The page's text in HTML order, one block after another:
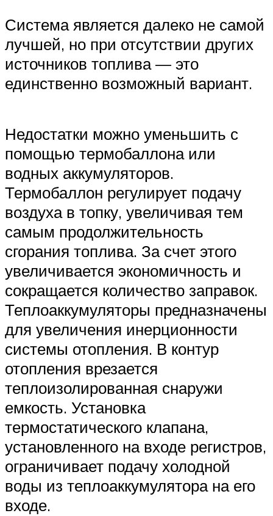
Система является далеко не самой
лучшей, но при отсутствии других
источников топлива — это
единственно возможный вариант.
Недостатки можно уменьшить с
помощью термобаллона или
водных аккумуляторов.
Термобаллон регулирует подачу
воздуха в топку, увеличивая тем
самым продолжительность
сгорания топлива. За счет этого
увеличивается экономичность и
сокращается количество заправок.
Теплоаккумуляторы предназначены
для увеличения инерционности
системы отопления. В контур
отопления врезается
теплоизолированная снаружи
емкость. Установка
термостатического клапана,
установленного на входе регистров,
ограничивает подачу холодной
воды из теплоаккумулятора на его
входе.